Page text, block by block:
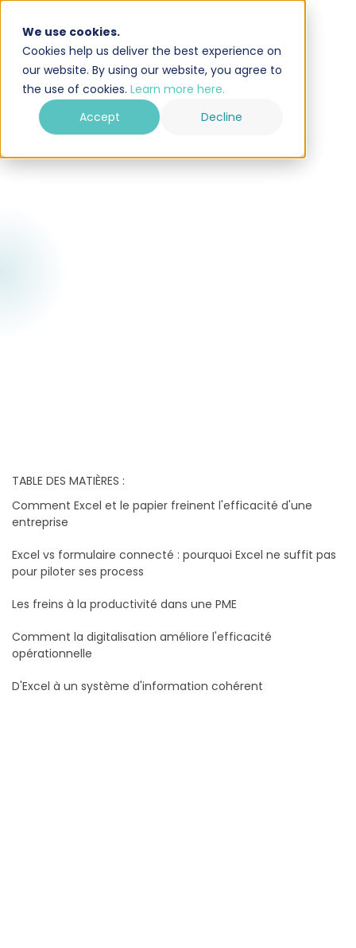
We use cookies.
Cookies help us deliver the best experience on
our website. By using our website, you agree to
the use of cookies. Learn more here.
Accept
Decline
TABLE DES MATIÈRES :
Comment Excel et le papier freinent l'efficacité d'une
entreprise
Excel vs formulaire connecté : pourquoi Excel ne suffit pas
pour piloter ses process
Les freins à la productivité dans une PME
Comment la digitalisation améliore l'efficacité
opérationnelle
D'Excel à un système d'information cohérent